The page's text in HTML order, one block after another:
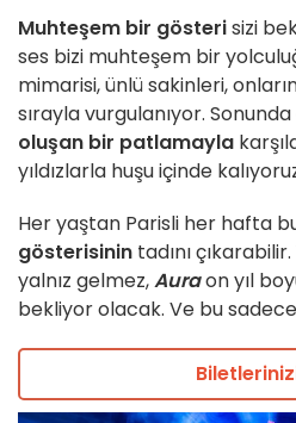
Muhteşem bir gösterisizi
ses bizi muhteşem bir
mimarisi, ünlü sakinleri,
sırayla vurgulanıyor.
oluşan bir patlamayla
yıldızlarla huşu içinde
Her yaştan Parisli her hafta
gösterisinin tadını
yalnız gelmez,Auraon yıl
bekliyor olacak. Ve bu